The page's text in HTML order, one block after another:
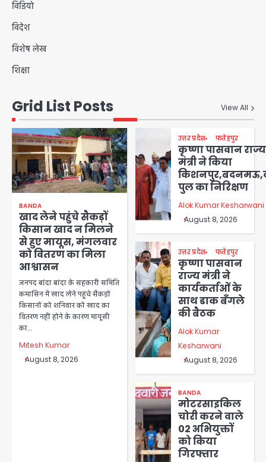
विडियो
विदेश
विशेष लेख
शिक्षा
Grid List Posts View All
BANDA
खाद लेने पहुंचे सैकड़ों
किसान खाद न मिलने
से हुए मायूस, मंगलवार
को वितरण का मिला
आश्वासन
जनपद बांदा बांदा के सहकारी समिति
कमासिन में खाद लेने पहुंचे सैकड़ों
किसानों को शनिवार को खाद का
वितरण नहीं होने के कारण मायूसी
का…
Mitesh Kumar
August 8, 2026
उत्तर प्रदेश फतेहपुर
कृष्णा पासवान राज्य
मंत्री ने किया
पुल का निरिक्षण
Alok Kumar Kesharwani
August 8, 2026
उत्तर प्रदेश फतेहपुर
कृष्णा पासवान
राज्य मंत्री ने
कार्यकर्ताओं के
साथ डाक बँगले
की बैठक
Alok Kumar
Kesharwani
August 8, 2026
BANDA
मोटरसाइकिल
चोरी करने वाले
02 अभियुक्तों
को किया
गिरफ्तार